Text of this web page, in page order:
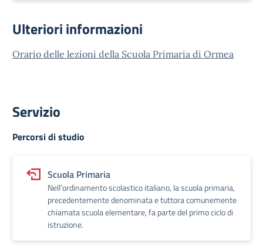
Ulteriori informazioni
Orario delle lezioni della Scuola Primaria di Ormea
Servizio
Percorsi di studio
Scuola Primaria
Nell’ordinamento scolastico italiano, la scuola primaria,
precedentemente denominata e tuttora comunemente
chiamata scuola elementare, fa parte del primo ciclo di
istruzione.